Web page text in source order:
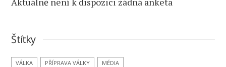
Štítky
VÁLKA PŘÍPRAVA VÁLKY
MÉDIA